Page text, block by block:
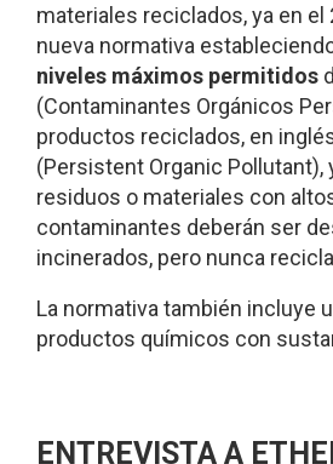
materiales reciclados, ya en el
nueva normativa
niveles máximos permitidos
(Contaminantes Orgánicos
productos reciclados, en
(Persistent Organic Pollutant),
residuos o materiales con
contaminantes deberán ser
incinerados, pero nunca
La normativa también incluye
productos químicos con
ENTREVISTA A